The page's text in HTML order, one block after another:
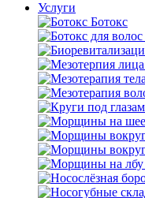
Услуги
Ботокс